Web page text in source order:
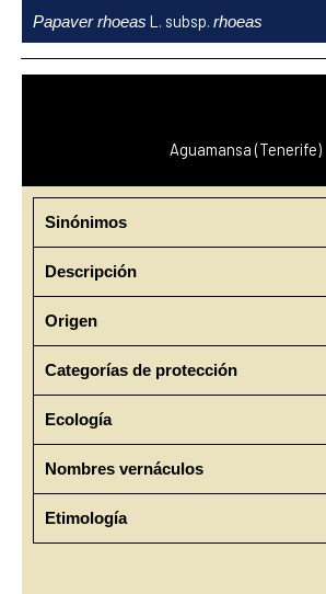
contenido
Papaver rhoeas L. subsp. rhoeas
Aguamansa (Tenerife)
Sinónimos
Descripción
Origen
Categorías de protección
Ecología
Nombres vernáculos
Etimología